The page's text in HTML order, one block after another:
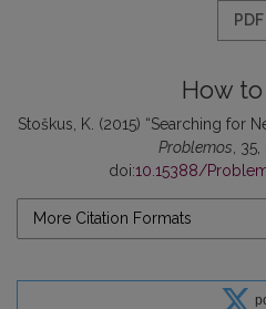
PDF
How
Stoškus, K. (2015) “Searching for
Problemos ,
doi:10.15388/
More Citation Formats